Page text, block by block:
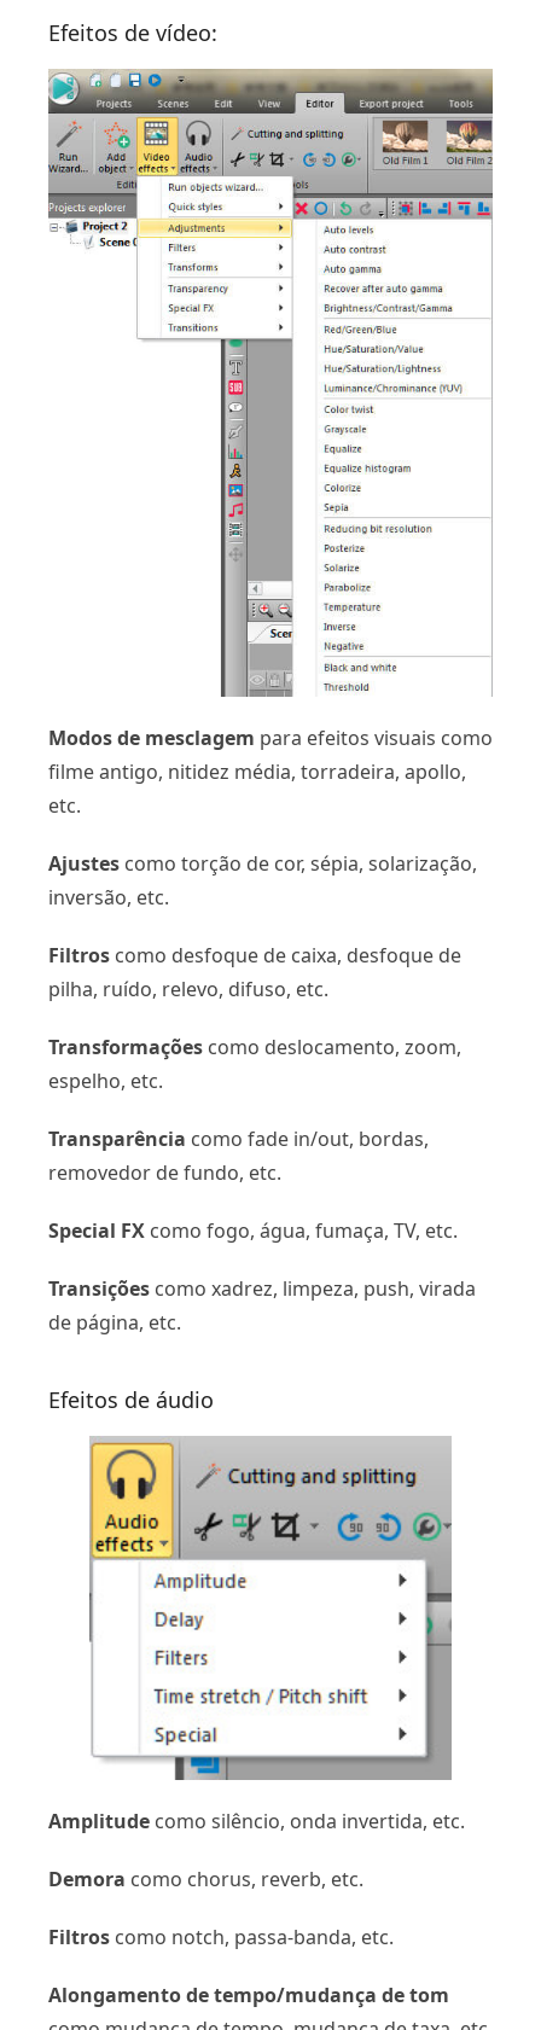
Efeitos de vídeo:
Modos de mesclagem para efeitos visuais como
filme antigo, nitidez média, torradeira, apollo,
etc.
Ajustes como torção de cor, sépia, solarização,
inversão, etc.
Filtros como desfoque de caixa, desfoque de
pilha, ruído, relevo, difuso, etc.
Transformações como deslocamento, zoom,
espelho, etc.
Transparência como fade in/out, bordas,
removedor de fundo, etc.
Special FX como fogo, água, fumaça, TV, etc.
Transições como xadrez, limpeza, push, virada
de página, etc.
Efeitos de áudio
Amplitude como silêncio, onda invertida, etc.
Demora como chorus, reverb, etc.
Filtros como notch, passa-banda, etc.
Alongamento de tempo/mudança de tom